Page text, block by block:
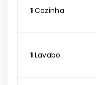
1 Cozinha
1 Lavabo